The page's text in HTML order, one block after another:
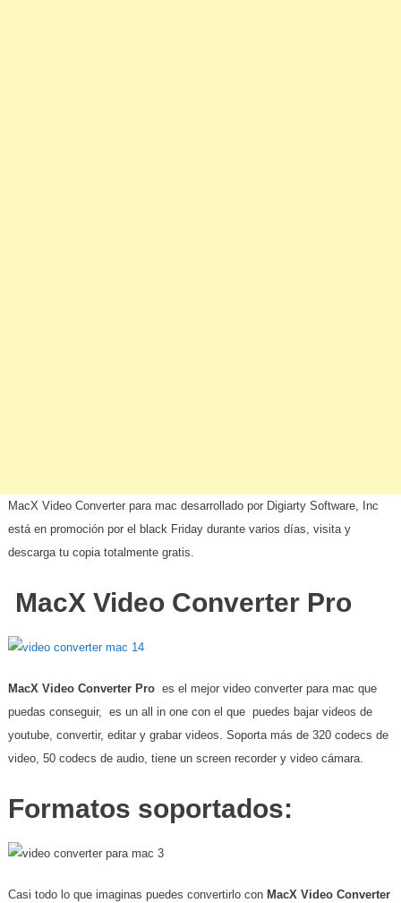
MacX Video Converter para mac desarrollado por Digiarty Software, Inc
está en promoción por el black Friday durante varios días, visita y
descarga tu copia totalmente gratis.
MacX Video Converter Pro
MacX Video Converter Pro es el mejor video converter para mac que
puedas conseguir, es un all in one con el que puedes bajar videos de
youtube, convertir, editar y grabar videos. Soporta más de 320 codecs de
video, 50 codecs de audio, tiene un screen recorder y video cámara.
Formatos soportados:
Casi todo lo que imaginas puedes convertirlo con MacX Video Converter